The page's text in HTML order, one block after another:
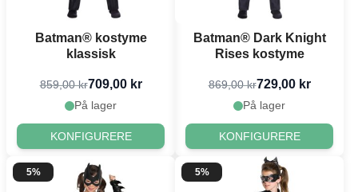
Batman® kostyme
klassisk
859,00 kr709,00 kr
På lager
KONFIGURERE
Batman® Dark Knight
Rises kostyme
869,00 kr729,00 kr
På lager
KONFIGURERE
5% 5%